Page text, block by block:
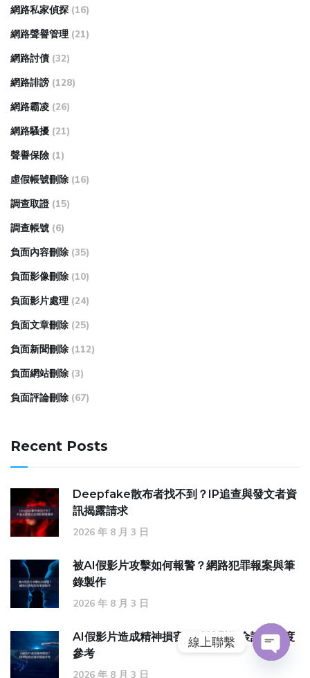
網路私家偵探 (16)
網路聲譽管理 (21)
網路討債 (32)
網路誹謗 (128)
網路霸凌 (26)
網路騷擾 (21)
聲譽保險 (1)
虛假帳號刪除 (16)
調查取證 (15)
調查帳號 (6)
負面內容刪除 (35)
負面影像刪除 (10)
負面影片處理 (24)
負面文章刪除 (25)
負面新聞刪除 (112)
負面網站刪除 (3)
負面評論刪除 (67)
Recent Posts
Deepfake散布者找不到？IP追查與發文者資
訊揭露請求
2026 年 8 月 3 日
被AI假影片攻擊如何報警？網路犯罪報案與筆
錄製作
2026 年 8 月 3 日
AI假影片造成精神損害？精神慰撫金請求額度
參考
2026 年 8 月 3 日
線上聯繫